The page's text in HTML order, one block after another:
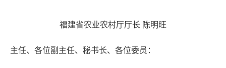
福建省农业农村厅厅长 陈明旺
主任、各位副主任、秘书长、各位委员：